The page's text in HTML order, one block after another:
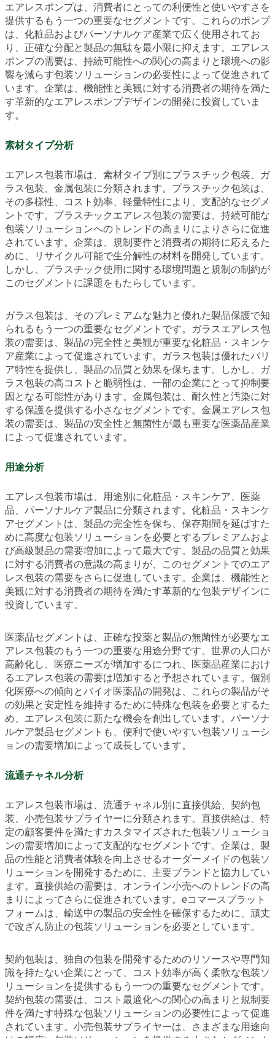
エアレスポンプは、消費者にとっての利便性と使いやすさを
提供するもう一つの重要なセグメントです。これらのポンプ
は、化粧品およびパーソナルケア産業で広く使用されてお
り、正確な分配と製品の無駄を最小限に抑えます。エアレス
ポンプの需要は、持続可能性への関心の高まりと環境への影
響を減らす包装ソリューションの必要性によって促進されて
います。企業は、機能性と美観に対する消費者の期待を満た
す革新的なエアレスポンプデザインの開発に投資していま
す。
素材タイプ分析
エアレス包装市場は、素材タイプ別にプラスチック包装、ガ
ラス包装、金属包装に分類されます。プラスチック包装は、
その多様性、コスト効率、軽量特性により、支配的なセグメ
ントです。プラスチックエアレス包装の需要は、持続可能な
包装ソリューションへのトレンドの高まりによりさらに促進
されています。企業は、規制要件と消費者の期待に応えるた
めに、リサイクル可能で生分解性の材料を開発しています。
しかし、プラスチック使用に関する環境問題と規制の制約が
このセグメントに課題をもたらしています。
ガラス包装は、そのプレミアムな魅力と優れた製品保護で知
られるもう一つの重要なセグメントです。ガラスエアレス包
装の需要は、製品の完全性と美観が重要な化粧品・スキンケ
ア産業によって促進されています。ガラス包装は優れたバリ
ア特性を提供し、製品の品質と効果を保ちます。しかし、ガ
ラス包装の高コストと脆弱性は、一部の企業にとって抑制要
因となる可能性があります。金属包装は、耐久性と汚染に対
する保護を提供する小さなセグメントです。金属エアレス包
装の需要は、製品の安全性と無菌性が最も重要な医薬品産業
によって促進されています。
用途分析
エアレス包装市場は、用途別に化粧品・スキンケア、医薬
品、パーソナルケア製品に分類されます。化粧品・スキンケ
アセグメントは、製品の完全性を保ち、保存期間を延ばすた
めに高度な包装ソリューションを必要とするプレミアムおよ
び高級製品の需要増加によって最大です。製品の品質と効果
に対する消費者の意識の高まりが、このセグメントでのエア
レス包装の需要をさらに促進しています。企業は、機能性と
美観に対する消費者の期待を満たす革新的な包装デザインに
投資しています。
医薬品セグメントは、正確な投薬と製品の無菌性が必要なエ
アレス包装のもう一つの重要な用途分野です。世界の人口が
高齢化し、医療ニーズが増加するにつれ、医薬品産業におけ
るエアレス包装の需要は増加すると予想されています。個別
化医療への傾向とバイオ医薬品の開発は、これらの製品がそ
の効果と安定性を維持するために特殊な包装を必要とするた
め、エアレス包装に新たな機会を創出しています。パーソナ
ルケア製品セグメントも、便利で使いやすい包装ソリューシ
ョンの需要増加によって成長しています。
流通チャネル分析
エアレス包装市場は、流通チャネル別に直接供給、契約包
装、小売包装サプライヤーに分類されます。直接供給は、特
定の顧客要件を満たすカスタマイズされた包装ソリューショ
ンの需要増加によって支配的なセグメントです。企業は、製
品の性能と消費者体験を向上させるオーダーメイドの包装ソ
リューションを開発するために、主要ブランドと協力してい
ます。直接供給の需要は、オンライン小売へのトレンドの高
まりによってさらに促進されています。eコマースプラット
フォームは、輸送中の製品の安全性を確保するために、頑丈
で改ざん防止の包装ソリューションを必要としています。
契約包装は、独自の包装を開発するためのリソースや専門知
識を持たない企業にとって、コスト効率が高く柔軟な包装ソ
リューションを提供するもう一つの重要なセグメントです。
契約包装の需要は、コスト最適化への関心の高まりと規制要
件を満たす特殊な包装ソリューションの必要性によって促進
されています。小売包装サプライヤーは、さまざまな用途向